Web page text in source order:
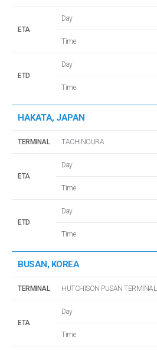
ETA
Day
Time
ETD
Day
Time
HAKATA, JAPAN
TERMINAL TACHINOURA
ETA
Day
Time
ETD
Day
Time
BUSAN, KOREA
TERMINAL HUTCHISON PUSAN TERMINAL
ETA
Day
Time